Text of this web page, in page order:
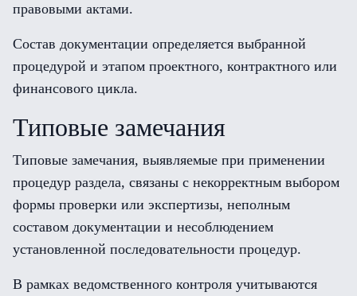
правовыми актами.
Состав документации определяется выбранной
процедурой и этапом проектного, контрактного или
финансового цикла.
Типовые замечания
Типовые замечания, выявляемые при применении
процедур раздела, связаны с некорректным выбором
формы проверки или экспертизы, неполным
составом документации и несоблюдением
установленной последовательности процедур.
В рамках ведомственного контроля учитываются